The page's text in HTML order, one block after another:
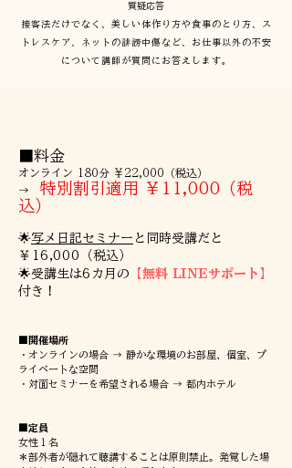
質疑応答
接客法だけでなく、美しい体作り方や食事のとり方、ス
トレスケア、ネットの誹謗中傷など、お仕事以外の不安
について講師が質問にお答えします。
■料金
オンライン 180分 ￥22,000（税込）
→ 特別割引適用 ￥11,000（税
込）
🌟写メ日記セミナー と同時受講だと
￥16,000（税込）
🌟​受講生は6カ月の 【無料 LINEサポート】
付き！
​​■開催場所
・オンラインの場合 → 静かな環境のお部屋、個室、プ
ライベートな空間
・対面セミナーを希望される場合 → 都内ホテル
■定員
女性１名
＊部外者が隠れて聴講することは原則禁止。発覚した場